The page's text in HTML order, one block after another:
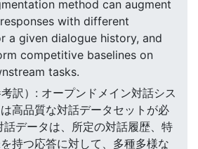
method can augment
with different
a given dialogue history, and
competitive baselines on
tasks.
訳）: オープンドメイン対話シス
高品質な対話データセットが必
話データは、所定の対話履歴、特
持つ応答に対して、多種多様な